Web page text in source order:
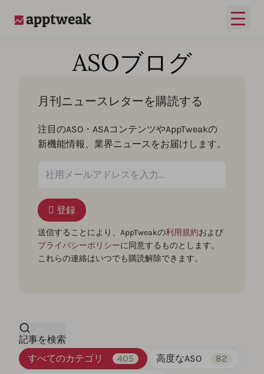
メイ
ASOブログ
月刊ニュースレターを購読する
注目のASO・ASAコンテンツやAppTweakの
新機能情報、業界ニュースをお届けします。
登録
送信することにより、AppTweakの利用規約および
プライバシーポリシーに同意するものとします。
これらの連絡はいつでも購読解除できます。
記事を検索
すべてのカテゴリ
405 高度なASO
82